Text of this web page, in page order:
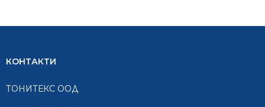
КОНТАКТИ
ТОНИТЕКС ООД